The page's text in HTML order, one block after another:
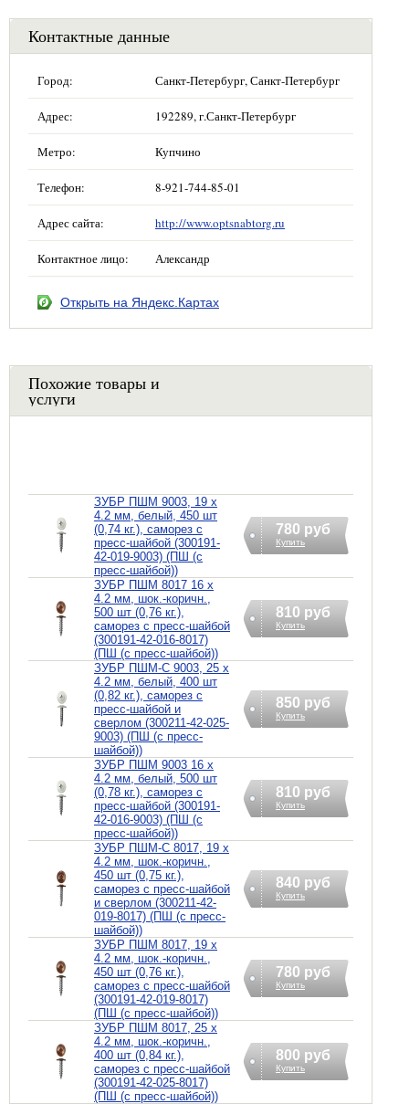
Контактные данные
Город: Санкт-Петербург, Санкт-Петербург
Адрес: 192289, г.Санкт-Петербург
Метро: Купчино
Телефон: 8-921-744-85-01
Адрес сайта: http://www.optsnabtorg.ru
Контактное лицо: Александр
Открыть на Яндекс.Картах
Похожие товары и
услуги
ЗУБР ПШМ 9003, 19 х
4.2 мм, белый, 450 шт
(0,74 кг.), саморез с
пресс-шайбой (300191-
42-019-9003) (ПШ (с
пресс-шайбой))
780 руб
Купить
ЗУБР ПШМ 8017 16 х
4.2 мм, шок.-коричн.,
500 шт (0,76 кг.),
саморез с пресс-шайбой
(300191-42-016-8017)
(ПШ (с пресс-шайбой))
810 руб
Купить
ЗУБР ПШМ-С 9003, 25 х
4.2 мм, белый, 400 шт
(0,82 кг.), саморез с
пресс-шайбой и
сверлом (300211-42-025-
9003) (ПШ (с пресс-
шайбой))
850 руб
Купить
ЗУБР ПШМ 9003 16 х
4.2 мм, белый, 500 шт
(0,78 кг.), саморез с
пресс-шайбой (300191-
42-016-9003) (ПШ (с
пресс-шайбой))
810 руб
Купить
ЗУБР ПШМ-С 8017, 19 х
4.2 мм, шок.-коричн.,
450 шт (0,75 кг.),
саморез с пресс-шайбой
и сверлом (300211-42-
019-8017) (ПШ (с пресс-
шайбой))
840 руб
Купить
ЗУБР ПШМ 8017, 19 х
4.2 мм, шок.-коричн.,
450 шт (0,76 кг.),
саморез с пресс-шайбой
(300191-42-019-8017)
(ПШ (с пресс-шайбой))
780 руб
Купить
ЗУБР ПШМ 8017, 25 х
4.2 мм, шок.-коричн.,
400 шт (0,84 кг.),
саморез с пресс-шайбой
(300191-42-025-8017)
(ПШ (с пресс-шайбой))
800 руб
Купить